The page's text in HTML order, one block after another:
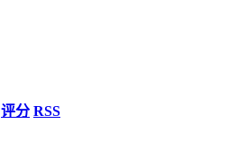
评分 RSS